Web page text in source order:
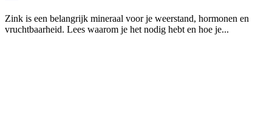
Zink is een belangrijk mineraal voor je weerstand, hormonen en
vruchtbaarheid. Lees waarom je het nodig hebt en hoe je...